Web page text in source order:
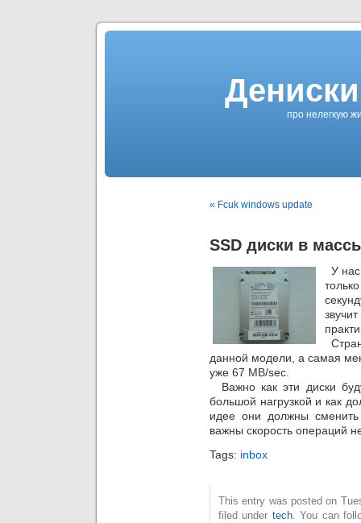
про нелегкую
« Fcuk windows update
SSD диски в
У
данной модели, а самая
уже 67 MB/sec.
Важно как эти диски
большой нагрузкой и как
идее они должны
важны скорость операций
Tags: inbox
This entry was posted on
filed under tech. You can